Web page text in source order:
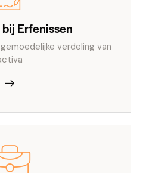
Erfenissen
verdeling van